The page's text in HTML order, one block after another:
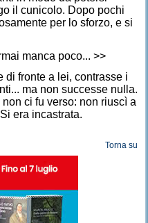
il cunicolo. Dopo pochi
per lo sforzo, e si
manca poco... >>
di fronte a lei, contrasse i
ma non successe nulla.
ci fu verso: non riuscì a
era incastrata.
Torna su